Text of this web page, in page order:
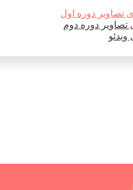
تصاویر دوره اول
تصاویر دوره دوم
ویدئو